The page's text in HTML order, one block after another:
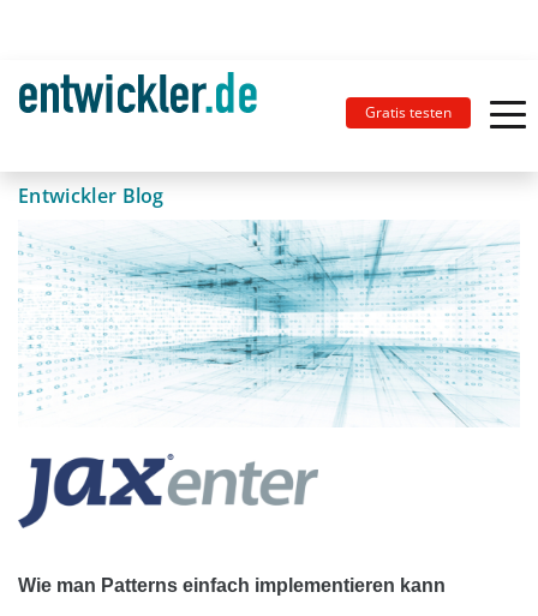
Gratis testen
Entwickler Blog
Wie man Patterns einfach implementieren kann